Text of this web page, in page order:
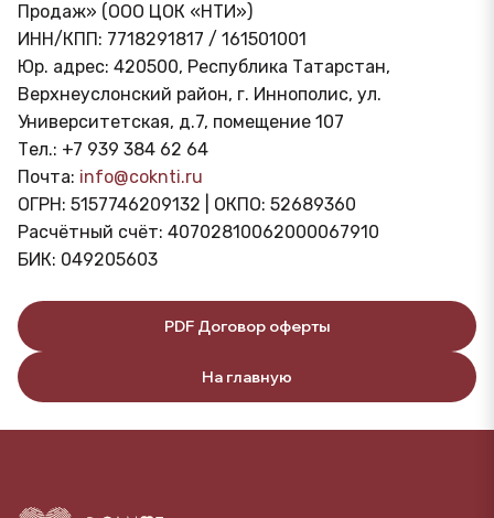
Продаж» (ООО ЦОК «НТИ»)
ИНН/КПП: 7718291817 / 161501001
Юр. адрес: 420500, Республика Татарстан,
Верхнеуслонский район, г. Иннополис, ул.
Университетская, д.7, помещение 107
Тел.: +7 939 384 62 64
Почта: info@coknti.ru
ОГРН: 5157746209132 | ОКПО: 52689360
Расчётный счёт: 40702810062000067910
БИК: 049205603
PDF Договор оферты
На главную